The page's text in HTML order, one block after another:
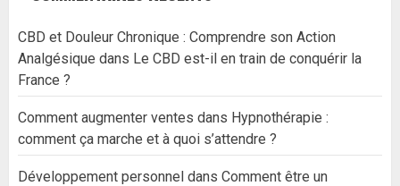
CBD et Douleur Chronique : Comprendre son Action
Analgésique dans Le CBD est-il en train de conquérir la
France ?
Comment augmenter ventes dans Hypnothérapie :
comment ça marche et à quoi s’attendre ?
Développement personnel dans Comment être un